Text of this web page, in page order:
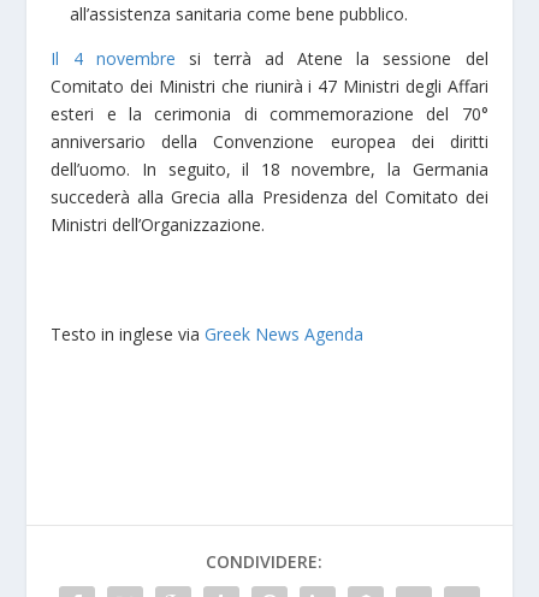
all’assistenza sanitaria come bene pubblico.
Il 4 novembre si terrà ad Atene la sessione del
Comitato dei Ministri che riunirà i 47 Ministri degli Affari
esteri e la cerimonia di commemorazione del 70°
anniversario della Convenzione europea dei diritti
dell’uomo. In seguito, il 18 novembre, la Germania
succederà alla Grecia alla Presidenza del Comitato dei
Ministri dell’Organizzazione.
Testo in inglese viaGreek News Agenda
CONDIVIDERE: